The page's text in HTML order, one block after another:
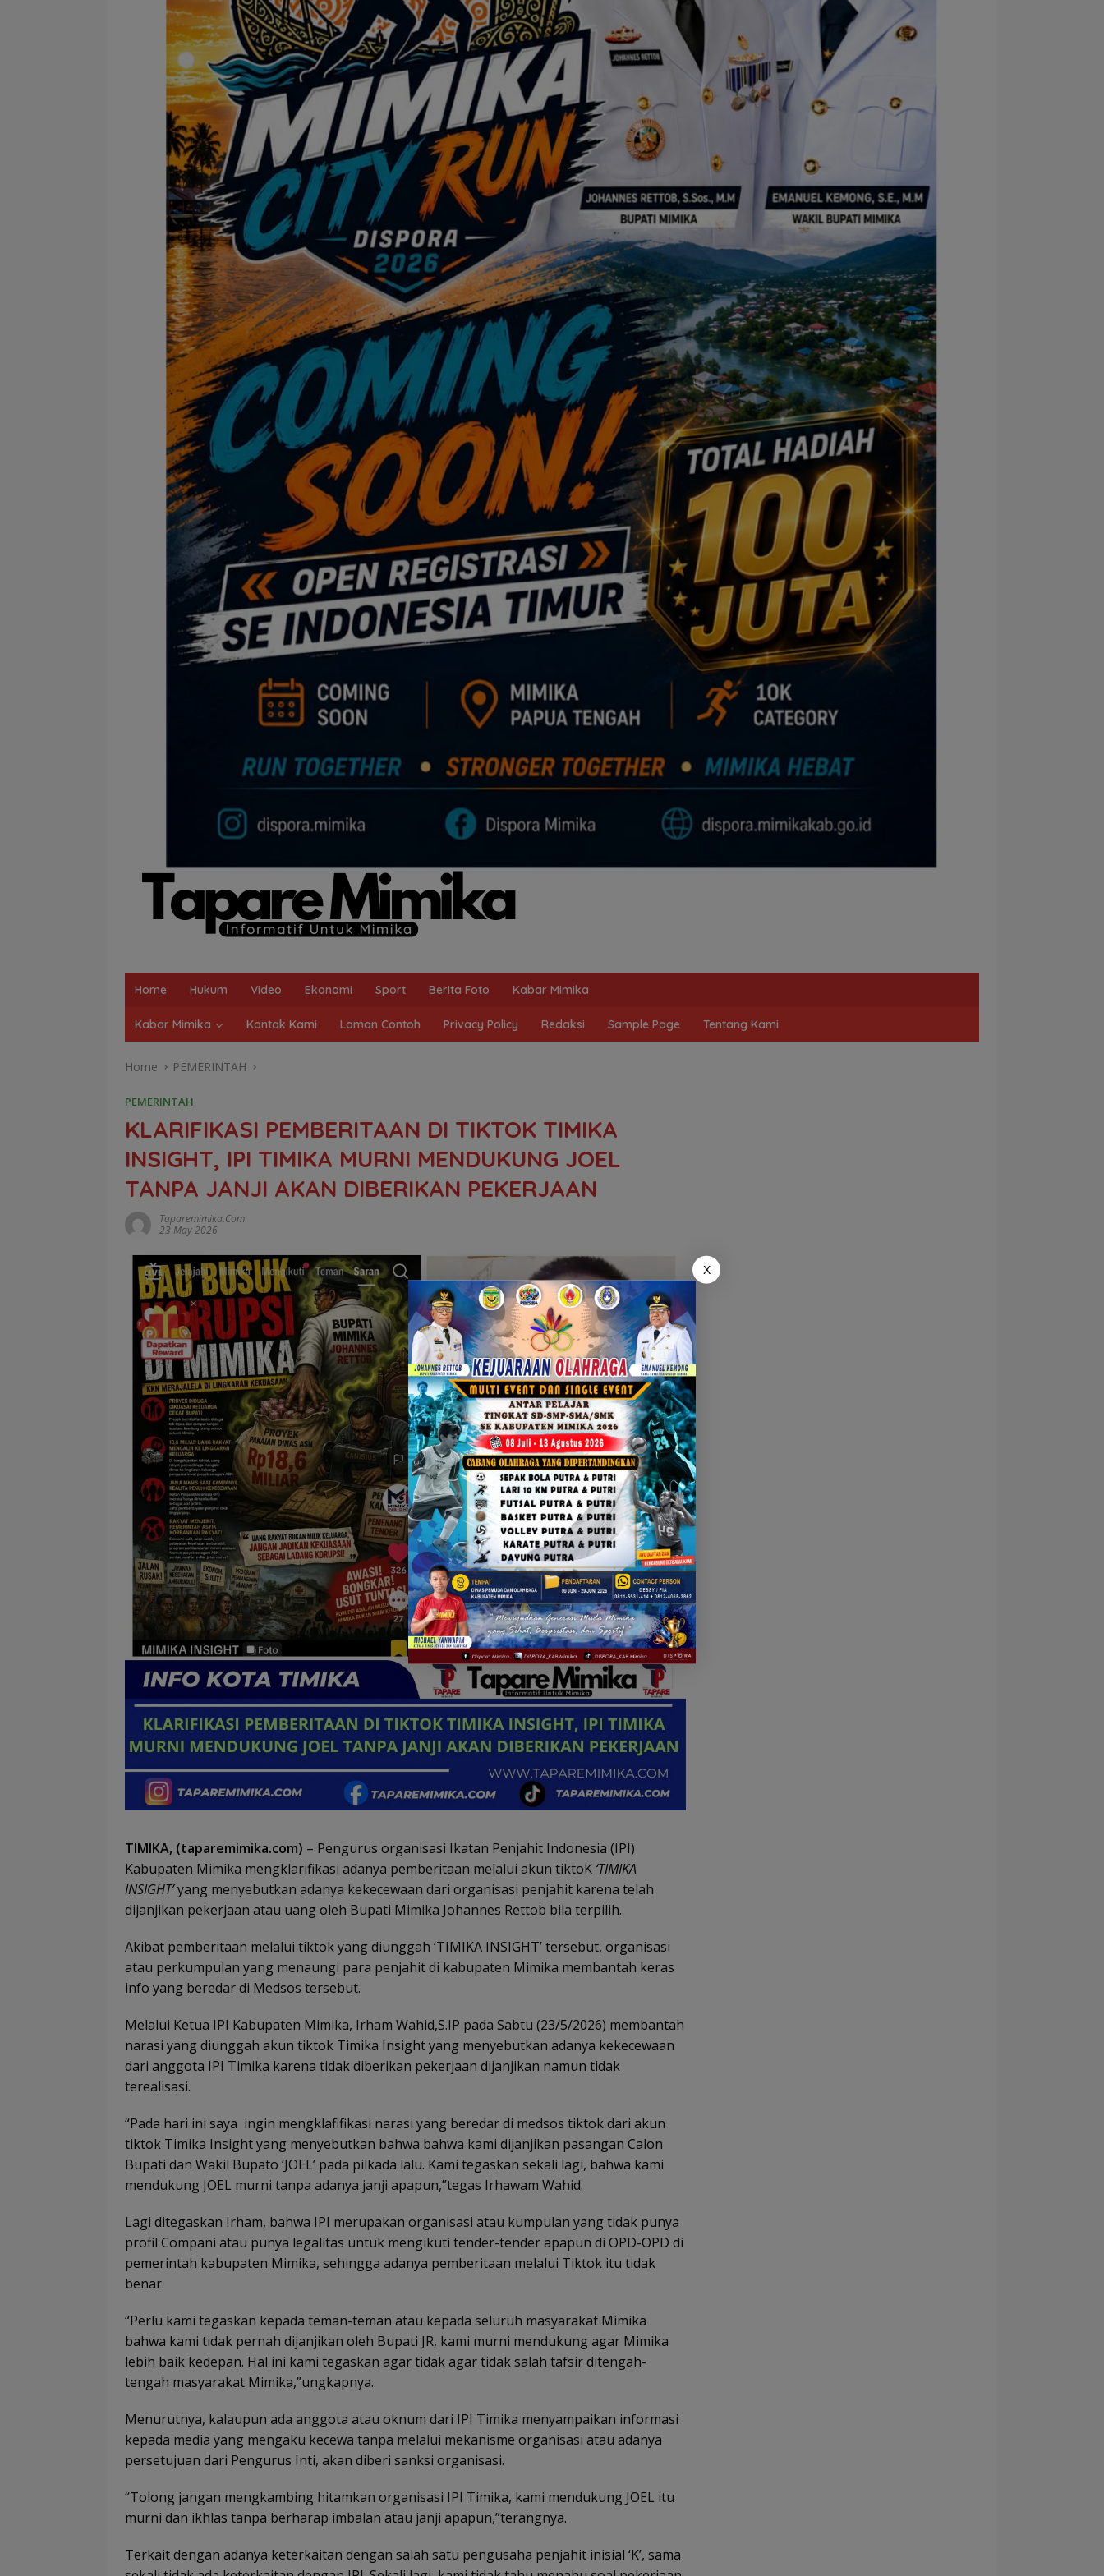
Home Hukum Video Ekonomi Sport BerIta Foto Kabar Mimika
Kabar Mimika Kontak Kami Laman Contoh Privacy Policy Redaksi Sample Page Tentang Kami
Home PEMERINTAH
PEMERINTAH
KLARIFIKASI PEMBERITAAN DI TIKTOK TIMIKA
INSIGHT, IPI TIMIKA MURNI MENDUKUNG JOEL
TANPA JANJI AKAN DIBERIKAN PEKERJAAN
Taparemimika.com
23 May 2026
TIMIKA, (taparemimika.com) – Pengurus organisasi Ikatan Penjahit Indonesia (IPI)
Kabupaten Mimika mengklarifikasi adanya pemberitaan melalui akun tiktoK ‘TIMIKA
INSIGHT’yang menyebutkan adanya kekecewaan dari organisasi penjahit karena telah
dijanjikan pekerjaan atau uang oleh Bupati Mimika Johannes Rettob bila terpilih.
Akibat pemberitaan melalui tiktok yang diunggah ‘TIMIKA INSIGHT’ tersebut, organisasi
atau perkumpulan yang menaungi para penjahit di kabupaten Mimika membantah keras
info yang beredar di Medsos tersebut.
Melalui Ketua IPI Kabupaten Mimika, Irham Wahid,S.IP pada Sabtu (23/5/2026) membantah
narasi yang diunggah akun tiktok Timika Insight yang menyebutkan adanya kekecewaan
dari anggota IPI Timika karena tidak diberikan pekerjaan dijanjikan namun tidak
terealisasi.
“Pada hari ini saya ingin mengklafifikasi narasi yang beredar di medsos tiktok dari akun
tiktok Timika Insight yang menyebutkan bahwa bahwa kami dijanjikan pasangan Calon
Bupati dan Wakil Bupato ‘JOEL’ pada pilkada lalu. Kami tegaskan sekali lagi, bahwa kami
mendukung JOEL murni tanpa adanya janji apapun,”tegas Irhawam Wahid.
Lagi ditegaskan Irham, bahwa IPI merupakan organisasi atau kumpulan yang tidak punya
profil Compani atau punya legalitas untuk mengikuti tender-tender apapun di OPD-OPD di
pemerintah kabupaten Mimika, sehingga adanya pemberitaan melalui Tiktok itu tidak
benar.
“Perlu kami tegaskan kepada teman-teman atau kepada seluruh masyarakat Mimika
bahwa kami tidak pernah dijanjikan oleh Bupati JR, kami murni mendukung agar Mimika
lebih baik kedepan. Hal ini kami tegaskan agar tidak agar tidak salah tafsir ditengah-
tengah masyarakat Mimika,”ungkapnya.
Menurutnya, kalaupun ada anggota atau oknum dari IPI Timika menyampaikan informasi
kepada media yang mengaku kecewa tanpa melalui mekanisme organisasi atau adanya
persetujuan dari Pengurus Inti, akan diberi sanksi organisasi.
“Tolong jangan mengkambing hitamkan organisasi IPI Timika, kami mendukung JOEL itu
murni dan ikhlas tanpa berharap imbalan atau janji apapun,”terangnya.
Terkait dengan adanya keterkaitan dengan salah satu pengusaha penjahit inisial ‘K’, sama
X